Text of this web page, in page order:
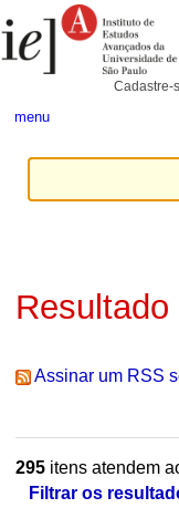
para
conteúdo.
Pessoais
Cadastre-
menu
Assinar um RSS
295itens atendem
Filtrar os